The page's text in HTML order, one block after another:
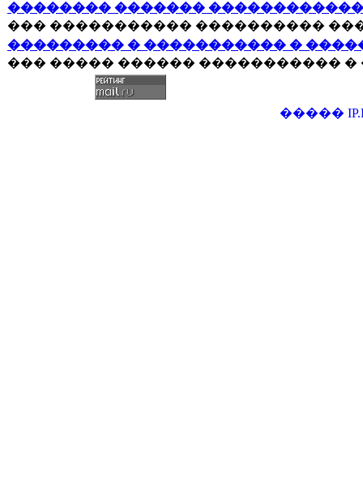
�������� ������� ������������
��� ����������� ����������
��������� � ����������� �
��� ����� ������ �����������
�����